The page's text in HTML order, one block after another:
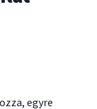
egyre